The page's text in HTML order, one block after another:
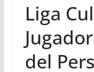
Liga
del